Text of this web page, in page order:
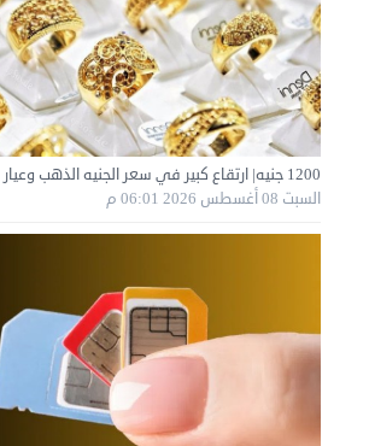
نقل عفش الكويت 50636444 فك وتركيب ايكيا محلي ...
الأحد 01 سبتمبر 2024 02:03 م
1200 جنيه| ارتقاع كبير في سعر الجنيه الذهب وعيار 21 مفاجأة
السبت 08 أغسطس 2026 06:01 م